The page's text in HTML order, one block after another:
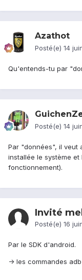
Azathot
Posté(e) 14
Qu'entends-tu par
Posté(e) 14
Par "données", il veut
installée le système
fonctionnement).
Invité
Posté(e) 16
Par le SDK d'android.
-> les commandes adb